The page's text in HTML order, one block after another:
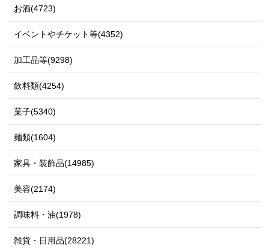
お酒(4723)
イベントやチケット等(4352)
加工品等(9298)
飲料類(4254)
菓子(5340)
麺類(1604)
家具・装飾品(14985)
美容(2174)
調味料・油(1978)
雑貨・日用品(28221)